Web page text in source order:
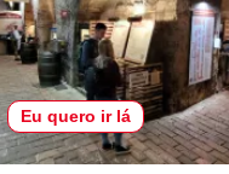
Eu quero ir lá